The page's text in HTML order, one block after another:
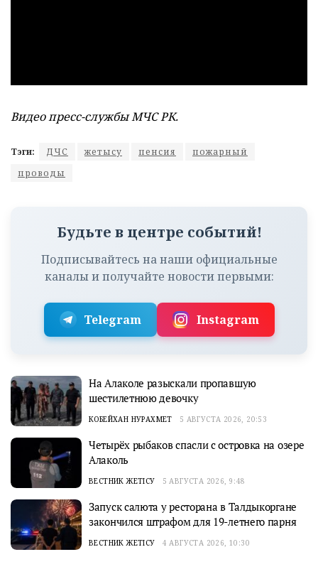
Видео пресс-службы МЧС РК.
Тэги: ДЧС жетысу пенсия
пожарный
проводы
Будьте в центре событий!
Подписывайтесь на наши официальные
каналы и получайте новости первыми:
Telegram Instagram
На Алаколе разыскали пропавшую
шестилетнюю девочку
КОБЕЙХАН НУРАХМЕТ 5 АВГУСТА 2026, 20:53
Четырёх рыбаков спасли с островка на озере
Алаколь
ВЕСТНИК ЖЕТІСУ 5 АВГУСТА 2026, 9:48
Запуск салюта у ресторана в Талдыкоргане
закончился штрафом для 19-летнего парня
ВЕСТНИК ЖЕТІСУ 4 АВГУСТА 2026, 10:30